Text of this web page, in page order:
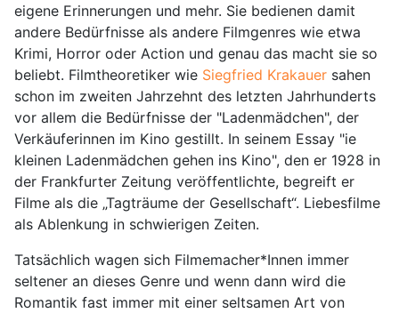
eigene Erinnerungen und mehr. Sie bedienen damit
andere Bedürfnisse als andere Filmgenres wie etwa
Krimi, Horror oder Action und genau das macht sie so
beliebt. Filmtheoretiker wie Siegfried Krakauer sahen
schon im zweiten Jahrzehnt des letzten Jahrhunderts
vor allem die Bedürfnisse der "Ladenmädchen", der
Verkäuferinnen im Kino gestillt. In seinem Essay "ie
kleinen Ladenmädchen gehen ins Kino", den er 1928 in
der Frankfurter Zeitung veröffentlichte, begreift er
Filme als die „Tagträume der Gesellschaft“. Liebesfilme
als Ablenkung in schwierigen Zeiten.
Tatsächlich wagen sich Filmemacher*Innen immer
seltener an dieses Genre und wenn dann wird die
Romantik fast immer mit einer seltsamen Art von